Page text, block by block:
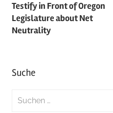
Testify in Front of Oregon
Legislature about Net
Neutrality
Suche
Suchen